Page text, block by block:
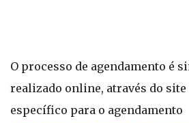
O processo de agendamento é
realizado online, através do site
específico para o agendamento